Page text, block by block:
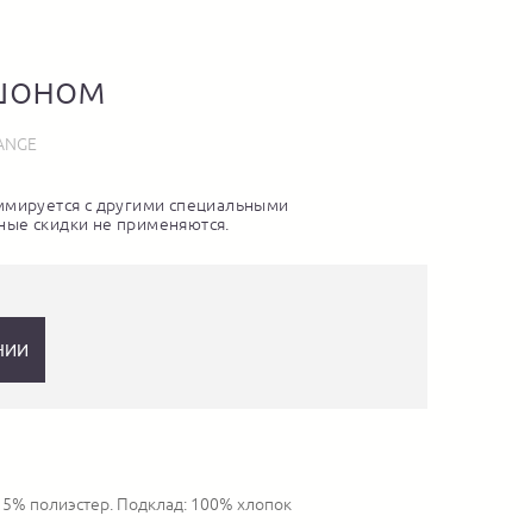
с другими специальными
скидки не применяются.
полиэстер. Подклад: 100% хлопок